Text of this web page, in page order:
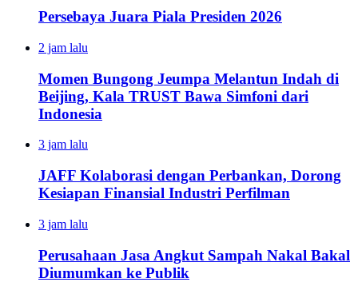
Persebaya Juara Piala Presiden 2026
2 jam lalu
Momen Bungong Jeumpa Melantun Indah di
Beijing, Kala TRUST Bawa Simfoni dari
Indonesia
3 jam lalu
JAFF Kolaborasi dengan Perbankan, Dorong
Kesiapan Finansial Industri Perfilman
3 jam lalu
Perusahaan Jasa Angkut Sampah Nakal Bakal
Diumumkan ke Publik